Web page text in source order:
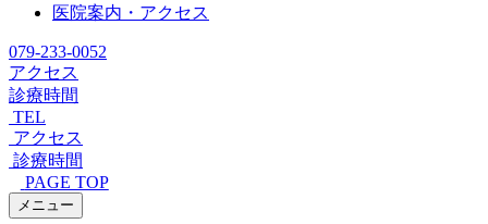
医院案内・アクセス
079-233-0052
アクセス
診療時間
TEL
アクセス
診療時間
PAGE TOP
メニュー